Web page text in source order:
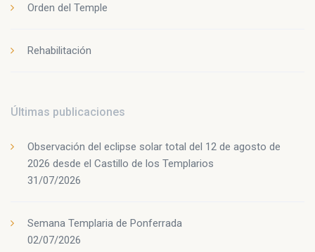
Orden del Temple
Rehabilitación
Últimas publicaciones
Observación del eclipse solar total del 12 de agosto de
2026 desde el Castillo de los Templarios
31/07/2026
Semana Templaria de Ponferrada
02/07/2026